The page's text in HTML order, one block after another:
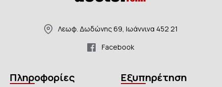
Λεωφ. Δωδώνης 69, Ιωάννινα 452 21
Facebook
Πληροφορίες Εξυπηρέτηση